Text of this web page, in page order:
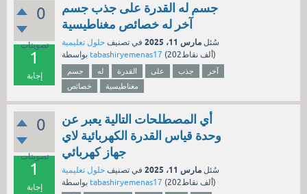
0
تصويتات
1
إجابة
جسم له القدرة على جذب جسم
آخر له خصائص مغناطيسية
سُئل مارس 11، 2025 في تصنيف حلول تعليمية
tabashiryemenas17 ( 202ألف نقاط)
جسم له القدرة على جذب
آخر
خصائص
مغناطيسية
0
تصويتات
1
إجابة
أي المصطلحات التالية يعبر عن
وحدة قياس القدرة الكهربائية لاي
جهاز كهربائي
سُئل مارس 11، 2025 في تصنيف حلول تعليمية
tabashiryemenas17 ( 202ألف نقاط)